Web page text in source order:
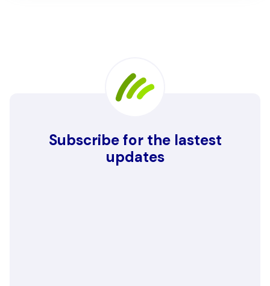
Subscribe for the lastest
updates